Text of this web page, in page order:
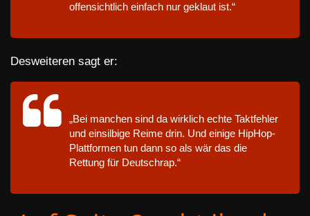
offensichtlich einfach nur geklaut ist.“
Desweiteren sagt er:
„Bei manchen sind da wirklich echte Taktfehler
und einsilbige Reime drin. Und einige HipHop-
Plattformen tun dann so als wär das die
Rettung für Deutschrap.“